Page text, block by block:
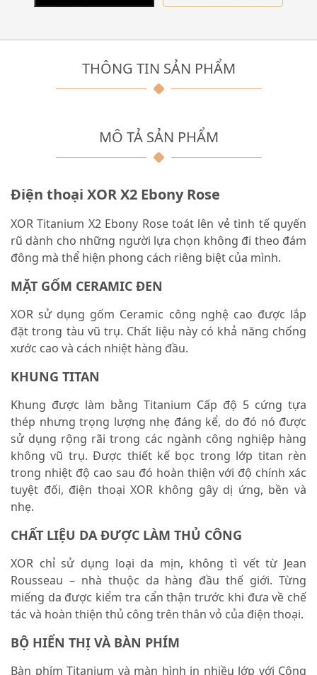
MÔ TẢ SẢN PHẨM
Điện thoại XOR X2 Ebony Rose
XOR Titanium X2 Ebony Rose toát lên vẻ tinh tế quyến
rũ dành cho những người lựa chọn không đi theo đám
đông mà thể hiện phong cách riêng biệt của mình.
MẶT GỐM CERAMIC ĐEN
XOR sử dụng gốm Ceramic công nghệ cao được lắp
đặt trong tàu vũ trụ. Chất liệu này có khả năng chống
xước cao và cách nhiệt hàng đầu.
KHUNG TITAN
Khung được làm bằng Titanium Cấp độ 5 cứng tựa
thép nhưng trọng lượng nhẹ đáng kể, do đó nó được
sử dụng rộng rãi trong các ngành công nghiệp hàng
không vũ trụ. Được thiết kế bọc trong lớp titan rèn
trong nhiệt độ cao sau đó hoàn thiện với độ chính xác
tuyệt đối, điện thoại XOR không gây dị ứng, bền và
nhẹ.
CHẤT LIỆU DA ĐƯỢC LÀM THỦ CÔNG
XOR chỉ sử dụng loại da mịn, không tì vết từ Jean
Rousseau – nhà thuộc da hàng đầu thế giới. Từng
miếng da được kiểm tra cẩn thận trước khi đưa về chế
tác và hoàn thiện thủ công trên thân vỏ của điện thoại.
BỘ HIỂN THỊ VÀ BÀN PHÍM
Bàn phím Titanium và màn hình in nhiều lớp với Công
THÔNG TIN SẢN PHẨM